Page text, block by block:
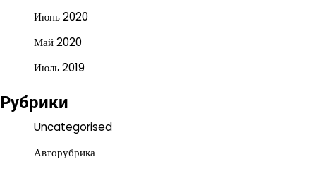
Июнь 2020
Май 2020
Июль 2019
Рубрики
Uncategorised
Авторубрика